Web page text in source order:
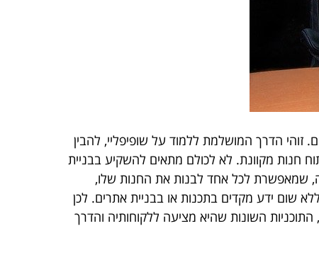
הדרך המושלמת ללמוד על שופיפליי, להבין
חנות מקוונת. לא לכולם מתאים להשקיע בבניית
שמאפשרת לכל אחד לבנות את החנות שלו,
שום ידע מקדים בתכנות או בבניית אתרים. לכן
השונות שהיא מציעה ללקוחותיה והדרך